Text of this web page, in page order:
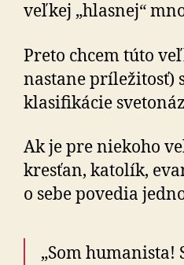
veľkej „hlasnej“
Preto chcem túto
nastane príležitosť)
klasifikácie
Ak je pre niekoho
kresťan, katolík,
o sebe povedia
„Som humanista!